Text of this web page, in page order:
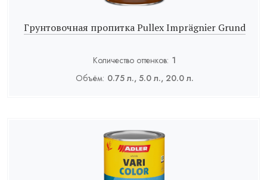
Грунтовочная пропитка Pullex Imprägnier Grund
Количество оттенков: 1
Объём: 0.75 л., 5.0 л., 20.0 л.